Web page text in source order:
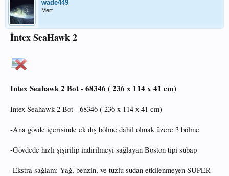
wade449
Mert
İntex SeaHawk 2
Intex Seahawk 2 Bot - 68346 ( 236 x 114 x 41 cm)
Intex Seahawk 2 Bot - 68346 ( 236 x 114 x 41 cm)
-Ana gövde içerisinde ek dış bölme dahil olmak üzere 3 bölme
-Gövdede hızlı şişirilip indirilmeyi sağlayan Boston tipi subap
-Ekstra sağlam: Yağ, benzin, ve tuzlu sudan etkilenmeyen SUPER-